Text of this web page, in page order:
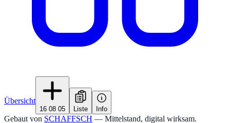
Übersicht
16 08 05 Liste Info
Gebaut von SCHAFFSCH — Mittelstand, digital wirksam.